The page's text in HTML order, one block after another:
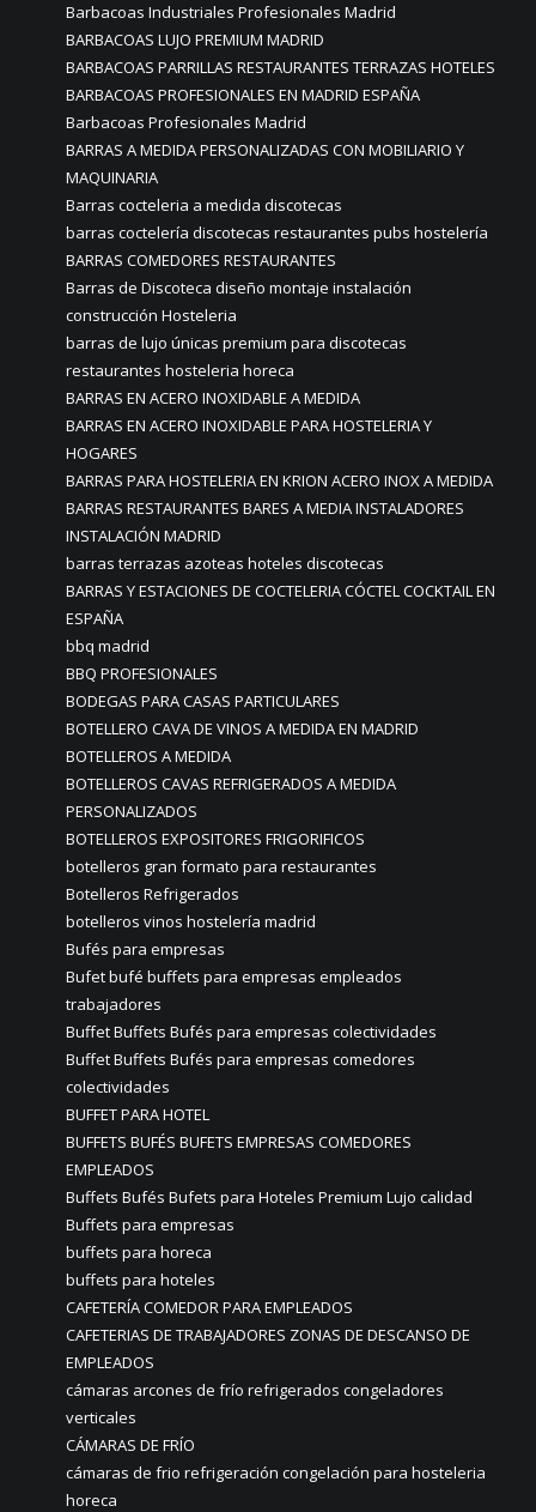
Barbacoas Industriales Profesionales Madrid
BARBACOAS LUJO PREMIUM MADRID
BARBACOAS PARRILLAS RESTAURANTES TERRAZAS HOTELES
BARBACOAS PROFESIONALES EN MADRID ESPAÑA
Barbacoas Profesionales Madrid
BARRAS A MEDIDA PERSONALIZADAS CON MOBILIARIO Y
MAQUINARIA
Barras cocteleria a medida discotecas
barras coctelería discotecas restaurantes pubs hostelería
BARRAS COMEDORES RESTAURANTES
Barras de Discoteca diseño montaje instalación
construcción Hosteleria
barras de lujo únicas premium para discotecas
restaurantes hosteleria horeca
BARRAS EN ACERO INOXIDABLE A MEDIDA
BARRAS EN ACERO INOXIDABLE PARA HOSTELERIA Y
HOGARES
BARRAS PARA HOSTELERIA EN KRION ACERO INOX A MEDIDA
BARRAS RESTAURANTES BARES A MEDIA INSTALADORES
INSTALACIÓN MADRID
barras terrazas azoteas hoteles discotecas
BARRAS Y ESTACIONES DE COCTELERIA CÓCTEL COCKTAIL EN
ESPAÑA
bbq madrid
BBQ PROFESIONALES
BODEGAS PARA CASAS PARTICULARES
BOTELLERO CAVA DE VINOS A MEDIDA EN MADRID
BOTELLEROS A MEDIDA
BOTELLEROS CAVAS REFRIGERADOS A MEDIDA
PERSONALIZADOS
BOTELLEROS EXPOSITORES FRIGORIFICOS
botelleros gran formato para restaurantes
Botelleros Refrigerados
botelleros vinos hostelería madrid
Bufés para empresas
Bufet bufé buffets para empresas empleados
trabajadores
Buffet Buffets Bufés para empresas colectividades
Buffet Buffets Bufés para empresas comedores
colectividades
BUFFET PARA HOTEL
BUFFETS BUFÉS BUFETS EMPRESAS COMEDORES
EMPLEADOS
Buffets Bufés Bufets para Hoteles Premium Lujo calidad
Buffets para empresas
buffets para horeca
buffets para hoteles
CAFETERÍA COMEDOR PARA EMPLEADOS
CAFETERIAS DE TRABAJADORES ZONAS DE DESCANSO DE
EMPLEADOS
cámaras arcones de frío refrigerados congeladores
verticales
CÁMARAS DE FRÍO
cámaras de frio refrigeración congelación para hosteleria
horeca